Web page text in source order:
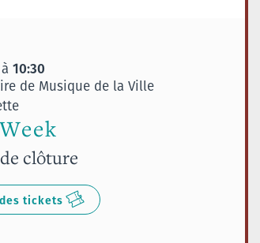
à 10:30
de Musique de la Ville
clôture
tickets